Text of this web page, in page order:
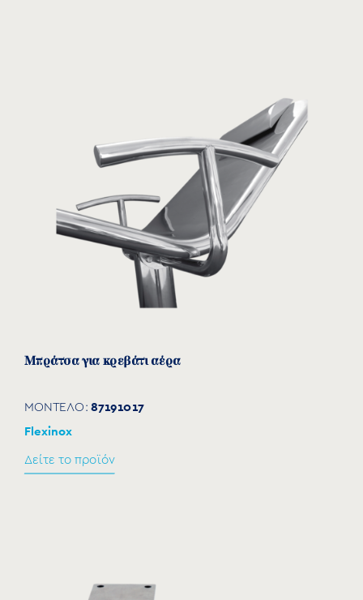
Μπράτσα για κρεβάτι αέρα
ΜΟΝΤΕΛΟ:87191017
Flexinox
Δείτε το προϊόν